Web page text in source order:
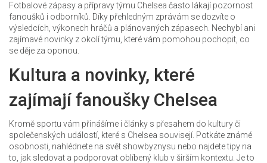
Fotbalové zápasy a přípravy týmu Chelsea často lákají pozornost
fanoušků i odborníků. Díky přehledným zprávám se dozvíte o
výsledcích, výkonech hráčů a plánovaných zápasech. Nechybí ani
zajímavé novinky z okolí týmu, které vám pomohou pochopit, co
se děje za oponou.
Kultura a novinky, které
zajímají fanoušky Chelsea
Kromě sportu vám přinášíme i články s přesahem do kultury či
společenských událostí, které s Chelsea souvisejí. Potkáte známé
osobnosti, nahlédnete na svět showbyznysu nebo najdete tipy na
to, jak sledovat a podporovat oblíbený klub v širším kontextu. Je to